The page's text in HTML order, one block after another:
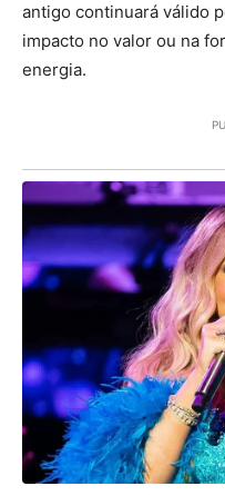
antigo continuará válido
impacto no valor ou na
energia.